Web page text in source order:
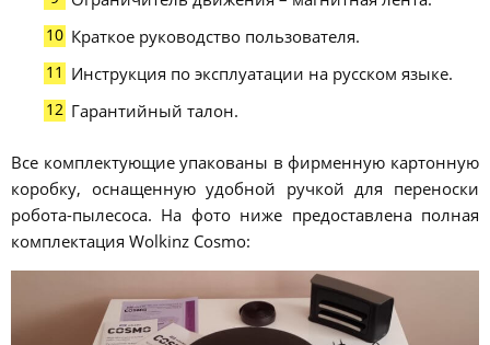
Краткое руководство пользователя.
Инструкция по эксплуатации на русском языке.
Гарантийный талон.
Все комплектующие упакованы в фирменную картонную
коробку, оснащенную удобной ручкой для переноски
робота-пылесоса. На фото ниже предоставлена полная
комплектация Wolkinz Cosmo: